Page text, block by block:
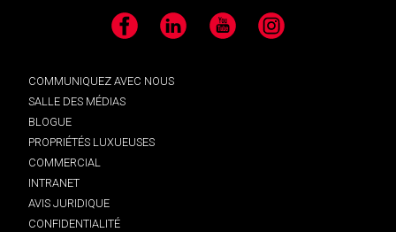
Facebook LinkedIn YouTube Instagram
COMMUNIQUEZ AVEC NOUS
SALLE DES MÉDIAS
BLOGUE
PROPRIÉTÉS LUXUEUSES
COMMERCIAL
INTRANET
AVIS JURIDIQUE
CONFIDENTIALITÉ